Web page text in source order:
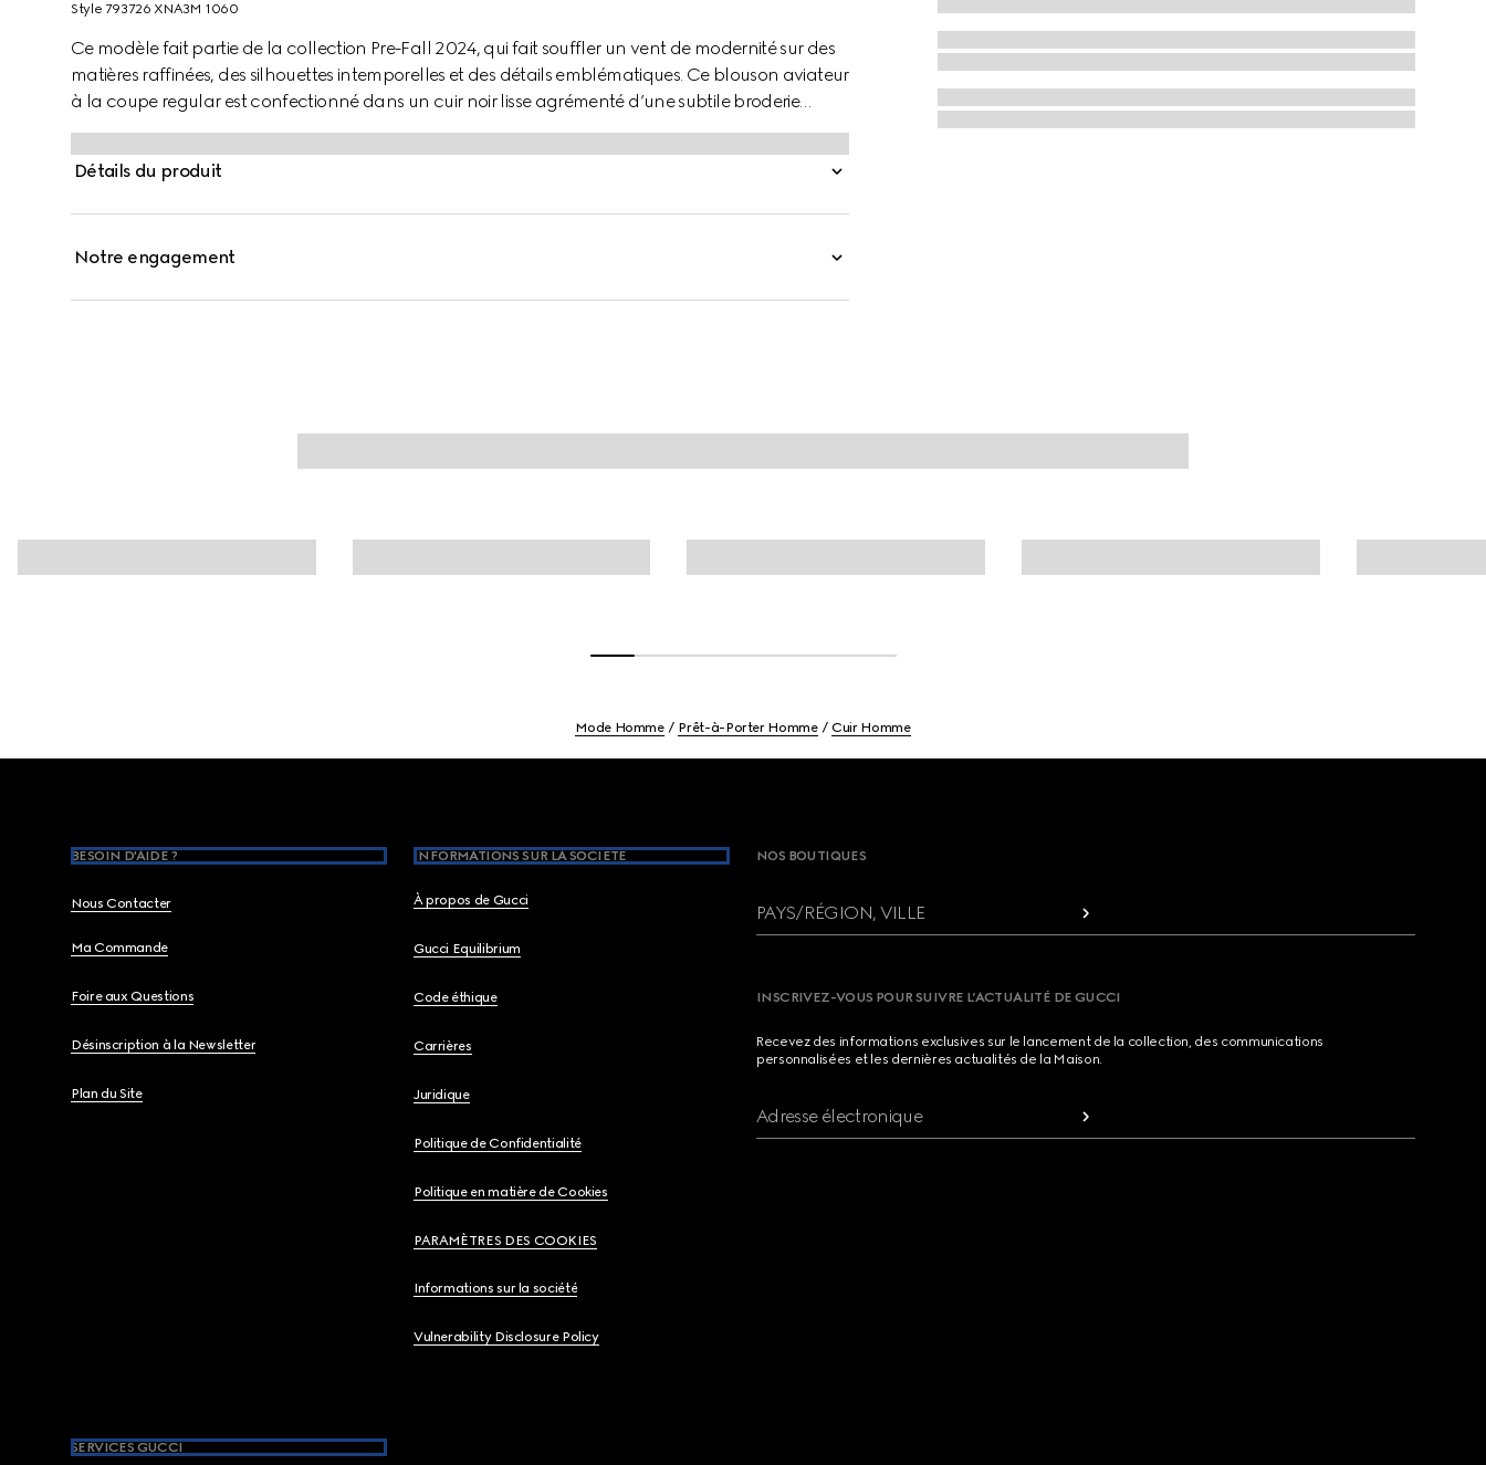
Style ‎793726 XNA3M 1060
Ce modèle fait partie de la collection Pre-Fall 2024, qui fait souffler un vent de modernité sur des
matières raffinées, des silhouettes intemporelles et des détails emblématiques. Ce blouson aviateur
à la coupe regular est confectionné dans un cuir noir lisse agrémenté d’une subtile broderie
Gucci sur la poitrine, avec un détail bande Web vert et rouge à l’intérieur du col en maille ainsi
que sur les poignets en maille.
Détails du produit
Notre engagement
Mode Homme Prêt-à-Porter Homme Cuir Homme
BESOIN D'AIDE ?
Nous Contacter
Ma Commande
Foire aux Questions
Désinscription à la Newsletter
Plan du Site
INFORMATIONS SUR LA SOCIETE
À propos de Gucci
Gucci Equilibrium
Code éthique
Carrières
Juridique
Politique de Confidentialité
Politique en matière de Cookies
PARAMÈTRES DES COOKIES
Informations sur la société
Vulnerability Disclosure Policy
SERVICES GUCCI
NOS BOUTIQUES
PAYS/RÉGION, VILLE
INSCRIVEZ-VOUS POUR SUIVRE L’ACTUALITÉ DE GUCCI
Recevez des informations exclusives sur le lancement de la collection, des communications
personnalisées et les dernières actualités de la Maison.
Adresse électronique